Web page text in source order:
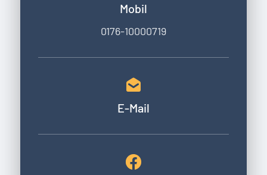
Mobil
0176-10000719
E-Mail